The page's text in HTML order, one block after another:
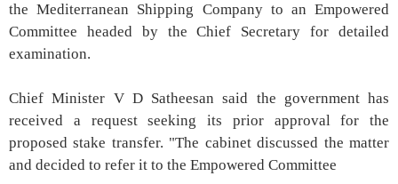
the Mediterranean Shipping Company to an Empowered
Committee headed by the Chief Secretary for detailed
examination.
Chief Minister V D Satheesan said the government has
received a request seeking its prior approval for the
proposed stake transfer. "The cabinet discussed the matter
and decided to refer it to the Empowered Committee